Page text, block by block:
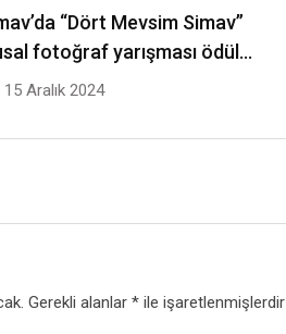
“Dört Mevsim Simav”
fotoğraf yarışması ödül…
15 Aralık 2024
Gerekli alanlar *ile işaretlenmişlerdir